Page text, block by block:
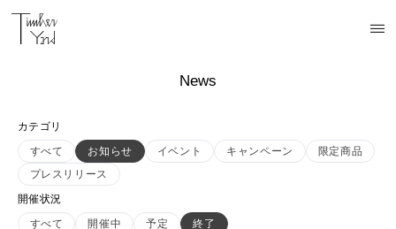
News
カテゴリ
すべて
お知らせ イベント キャンペーン
限定商品
プレスリリース
開催状況
すべて
開催中 予定
終了